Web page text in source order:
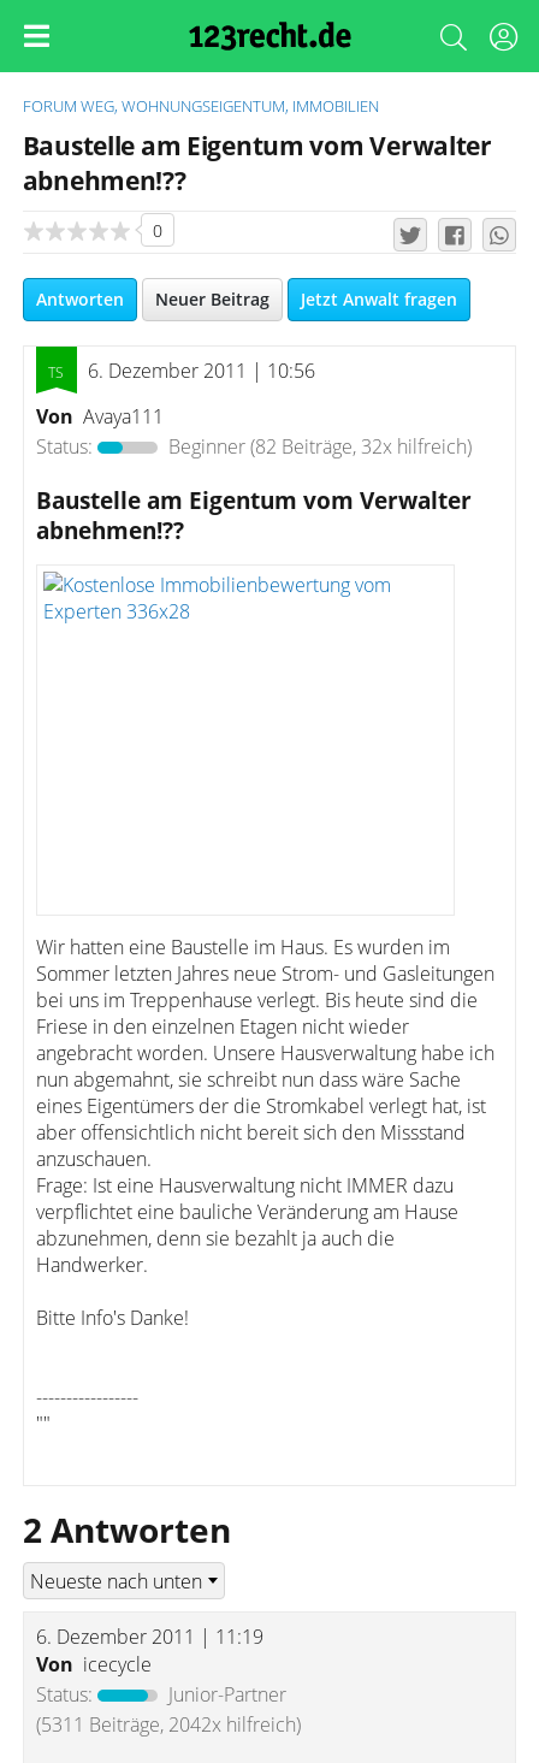
FORUM WEG, WOHNUNGSEIGENTUM, IMMOBILIEN
Baustelle am Eigentum vom Verwalter
abnehmen!??
0
Antworten Neuer Beitrag Jetzt Anwalt fragen
6. Dezember 2011 | 10:56
Von Avaya111
Status:
Beginner(82 Beiträge, 32x hilfreich)
Baustelle am Eigentum vom Verwalter
abnehmen!??
Wir hatten eine Baustelle im Haus. Es wurden im
Sommer letzten Jahres neue Strom- und Gasleitungen
bei uns im Treppenhause verlegt. Bis heute sind die
Friese in den einzelnen Etagen nicht wieder
angebracht worden. Unsere Hausverwaltung habe ich
nun abgemahnt, sie schreibt nun dass wäre Sache
eines Eigentümers der die Stromkabel verlegt hat, ist
aber offensichtlich nicht bereit sich den Missstand
anzuschauen.
Frage: Ist eine Hausverwaltung nicht IMMER dazu
verpflichtet eine bauliche Veränderung am Hause
abzunehmen, denn sie bezahlt ja auch die
Handwerker.
Bitte Info's Danke!
-----------------
""
2 Antworten
6. Dezember 2011 | 11:19
Von icecycle
Status:
Junior-Partner
(5311 Beiträge, 2042x hilfreich)